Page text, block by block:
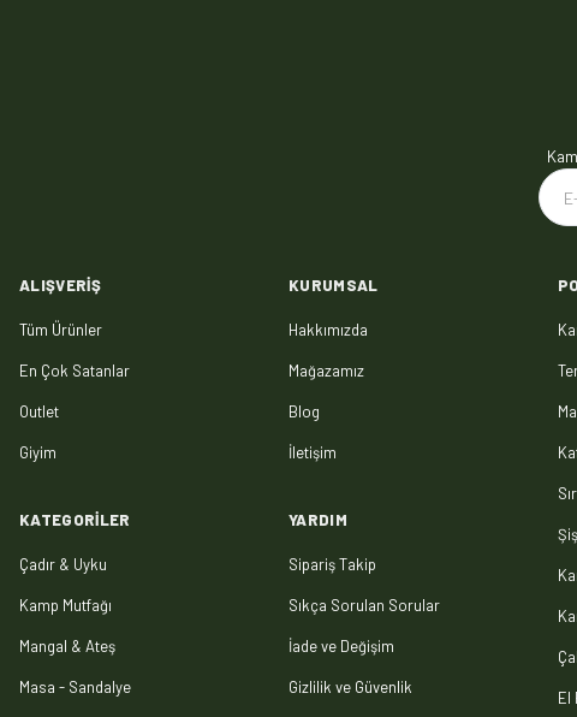
ALIŞVERIŞ
Tüm Ürünler
En Çok Satanlar
Outlet
Giyim
KATEGORILER
Çadır & Uyku
Kamp Mutfağı
Mangal & Ateş
Masa - Sandalye
KURUMSAL
Hakkımızda
Mağazamız
Blog
İletişim
YARDIM
Sipariş Takip
Sıkça Sorulan Sorular
İade ve Değişim
Gizlilik ve Güvenlik
El